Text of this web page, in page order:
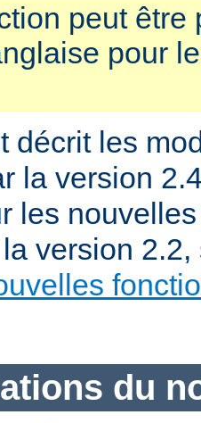
peut être
pour
décrit les
la version
les
version 2.2,
du